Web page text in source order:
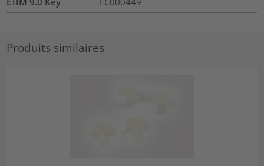
Produits similaires